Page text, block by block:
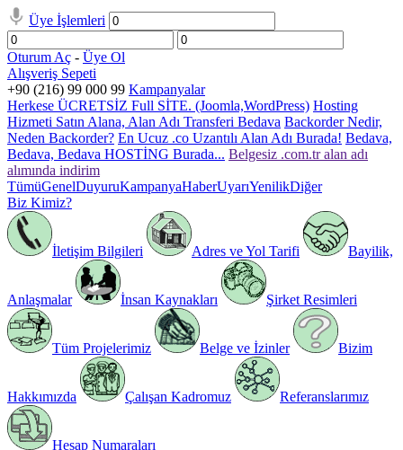
Üye İşlemleri
Oturum Aç - Üye Ol
Alışveriş Sepeti
+90 (216) 99 000 99 Kampanyalar
Herkese ÜCRETSİZ Full SİTE. (Joomla,WordPress) Hosting
Hizmeti Satın Alana, Alan Adı Transferi Bedava Backorder Nedir,
Neden Backorder? En Ucuz .co Uzantılı Alan Adı Burada! Bedava,
Bedava, Bedava HOSTİNG Burada... Belgesiz .com.tr alan adı
alımında indirim
TümüGenelDuyuruKampanyaHaberUyarıYenilikDiğer
Biz Kimiz?
İletişim Bilgileri Adres ve Yol Tarifi Bayilik,
Anlaşmalar İnsan Kaynakları Şirket Resimleri
Tüm Projelerimiz Belge ve İzinler Bizim
Hakkımızda Çalışan Kadromuz Referanslarımız
Hesap Numaraları